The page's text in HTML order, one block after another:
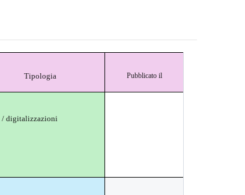
Tipologia Pubblicato il
/ digitalizzazioni